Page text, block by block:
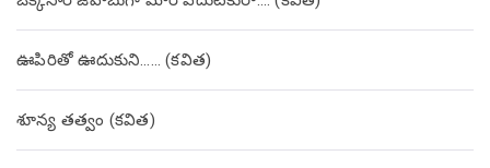
ఊపిరితో ఊదుకుని…… (కవిత)
శూన్య తత్వం (కవిత)